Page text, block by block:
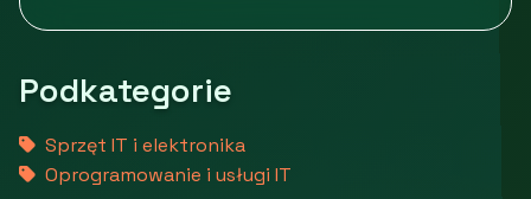
Podkategorie
Sprzęt IT i elektronika
Oprogramowanie i usługi IT